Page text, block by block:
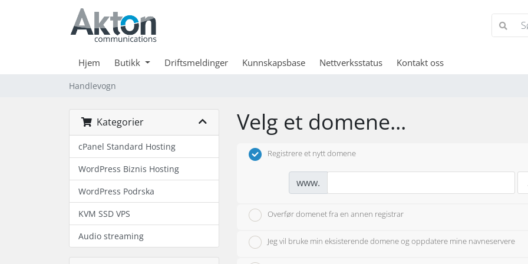
Hjem Butikk Driftsmeldinger Kunnskapsbase Nettverksstatus Kontakt oss
Handlevogn
Kategorier
cPanel Standard Hosting
WordPress Biznis Hosting
WordPress Podrska
KVM SSD VPS
Audio streaming
Velg et domene...
Registrere et nytt domene
www.
Overfør domenet fra en annen registrar
Jeg vil bruke min eksisterende domene og oppdatere mine navneservere